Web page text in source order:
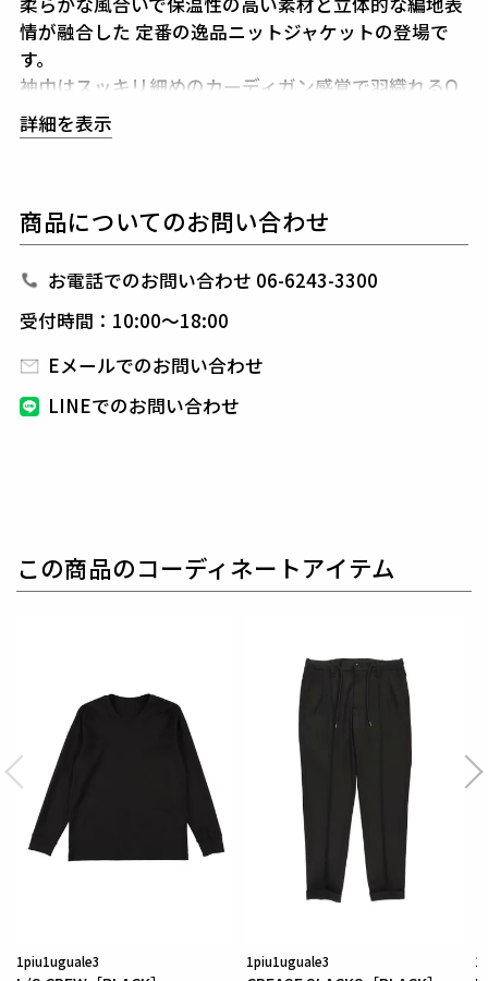
情が融合した 定番の逸品ニットジャケットの登場で
す。
袖巾はスッキリ細めのカーディガン感覚で羽織れるO
N・OFF対応のニットJKTです。
ツイルの一種であるカゼル編みの技法を使用していま
上げました。
生産国：日本
KOGANE
ウール100%
保温性・保湿性に優れています。
詳細を表示
商品についてのお問い合わせ
お電話でのお問い合わせ 06-6243-3300
受付時間：10:00～18:00
Eメールでのお問い合わせ
LINEでのお問い合わせ
この商品のコーディネートアイテム
1piu1uguale3 1piu1uguale3